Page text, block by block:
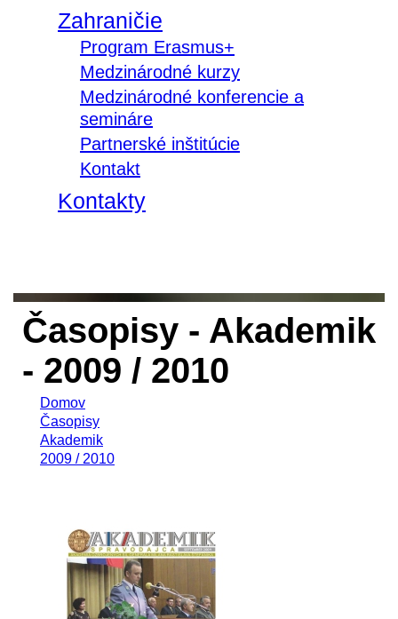
Zahraničie
Program Erasmus+
Medzinárodné kurzy
Medzinárodné konferencie a
semináre
Partnerské inštitúcie
Kontakt
Kontakty
Časopisy - Akademik
- 2009 / 2010
Domov
Časopisy
Akademik
2009 / 2010